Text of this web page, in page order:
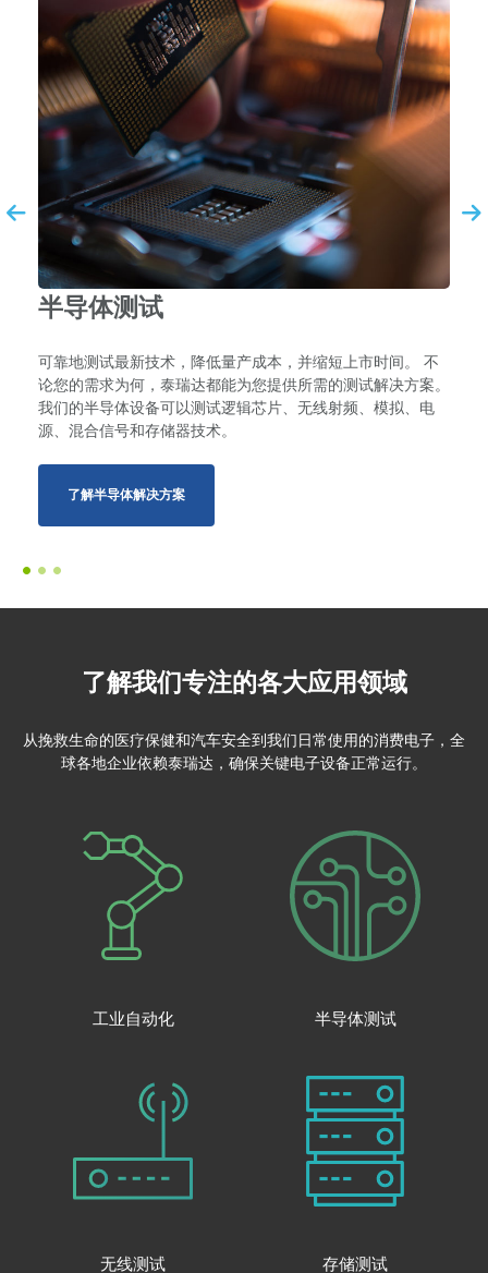
半导体测试
可靠地测试最新技术，降低量产成本，并缩短上市时间。 不
论您的需求为何，泰瑞达都能为您提供所需的测试解决方案。
我们的半导体设备可以测试逻辑芯片、无线射频、模拟、电
源、混合信号和存储器技术。
了解半导体解决方案
了解我们专注的各大应用领域
从挽救生命的医疗保健和汽车安全到我们日常使用的消费电子，全
球各地企业依赖泰瑞达，确保关键电子设备正常运行。
工业自动化 半导体测试
无线测试 存储测试